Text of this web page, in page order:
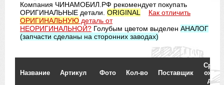
Компания ЧИНАМОБИЛ.РФ рекомендует покупать
ОРИГИНАЛЬНЫЕ детали. ORIGINAL
Как отличить
ОРИГИНАЛЬНУЮ деталь от
НЕОРИГИНАЛЬНОЙ? Голубым цветом выделен АНАЛОГ
(запчасти сделаны на сторонних заводах)
Название Артикул Фото Кол-во Поставщик
Срок
ожид./
до